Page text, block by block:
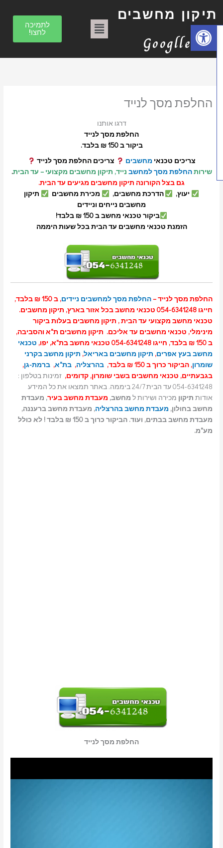
פתח סרגל נגישות
מחשבים
Googlle
תפריט
לתמיכה
לחצו!
החלפת מסך לנייד
דרגו אותנו
החלפת מסך לנייד
ביקור ב 150 ₪ בלבד.
צריכים טכנאימחשבים
צריכים החלפת מסך לנייד
שירותהחלפת מסך למחשבנייד, תיקון מחשבים מקצועי – עד הבית.
גם בצל הקורונה תיקון מחשבים מגיעים עד הבית.
יעוץ,
הדרכת מחשבים, מכירת מחשבים
תיקון
מחשבים נייחים וניידים
ביקור טכנאי מחשב ב 150 ₪ בלבד!
הזמנת טכנאי מחשבים עד הבית בכל שעות היממה
החלפת מסך לנייד –החלפת מסך למחשבים ניידים
, ב 150 ₪ בלבד,
חייגו 054-6341248 טכנאי מחשב בכל אזור בארץ, תיקון מחשבים.
טכנאי מחשב מקצועי עד הבית , תיקון מחשבים בעלות ביקור
מינימלי, טכנאי מחשבים עד אליכם. תיקון מחשבים ת"א והסביבה,
טכנאי
מחשב בעץ אפרים,תיקון מחשבים באריאל,תיקון מחשב בקרני
שומרון, הביקור כרוך ב 150 ₪ בלבד, בהרצליה,בת"א,ברמת-גן,
בגבעתיים, טכנאי מחשבים בשבי שומרון, קדומים,זמינות בטלפון :
054-6341248 עד הבית 24/7 ביממה. באתר תמצאו את כל המידע
אודותתיקוןמכירה ושירות למחשב,מעבדת מחשב בעיר, מעבדת
מחשב בחולון,מעבדת מחשב בהרצליה, מעבדת מחשב ברעננה,
מעבדת מחשב בבתים, ועוד. הביקור כרוך ב 150 ₪ בלבד ! לא כולל
מע"מ.
החלפת מסך לנייד
ט
ר